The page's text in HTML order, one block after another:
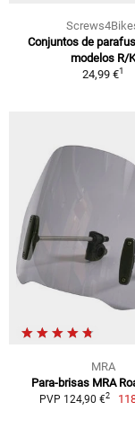
Conjuntos de
modelos R/K
24,99 €1
MRA
Para-brisas MRA
PVP 124,90 €2